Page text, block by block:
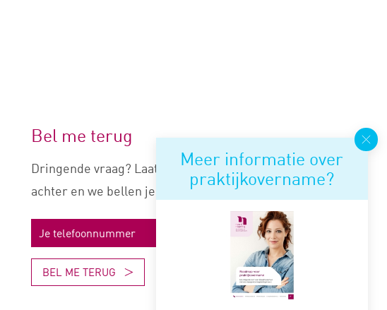
Meer informatie over
praktijkovername?
Bel me terug
Dringende vraag? Laat je nummer
achter en we bellen je snel terug.
BEL ME TERUG